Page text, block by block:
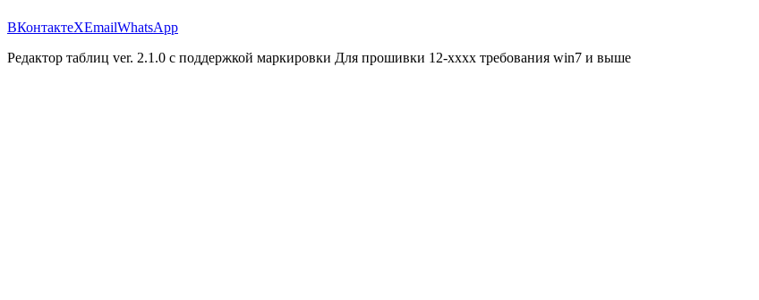
ВКонтактеXEmailWhatsApp
Редактор таблиц ver. 2.1.0 с поддержкой маркировки Для прошивки 12-хххх требования win7 и выше